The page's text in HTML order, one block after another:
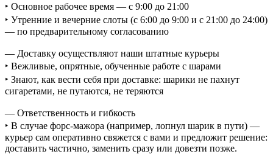
‣ Основное рабочее время — с 9:00 до 21:00
‣ Утренние и вечерние слоты (с 6:00 до 9:00 и с 21:00 до 24:00)
— по предварительному согласованию
— Доставку осуществляют наши штатные курьеры
‣ Вежливые, опрятные, обученные работе с шарами
‣ Знают, как вести себя при доставке: шарики не пахнут
сигаретами, не путаются, не теряются
— Ответственность и гибкость
‣ В случае форс-мажора (например, лопнул шарик в пути) —
курьер сам оперативно свяжется с вами и предложит решение:
доставить частично, заменить сразу или довезти позже.